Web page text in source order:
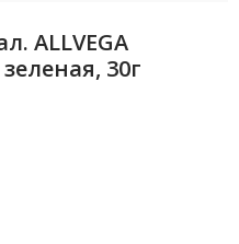
ALLVEGA
30г